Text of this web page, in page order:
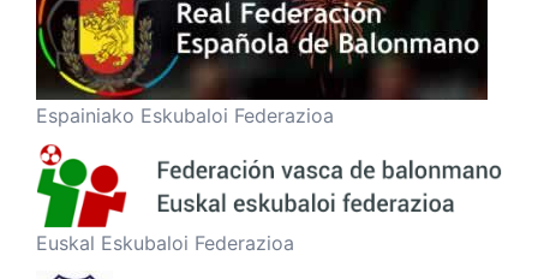
Espainiako Eskubaloi Federazioa
Euskal Eskubaloi Federazioa